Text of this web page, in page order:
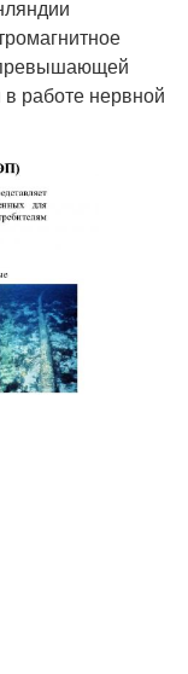
превышающей
работе нервной